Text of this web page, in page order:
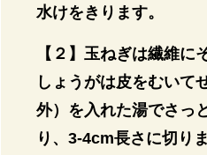
水けをきります。
【２】玉ねぎは繊維に
しょうがは皮をむいて
外）を入れた湯でさっ
り、3-4cm長さに切りま